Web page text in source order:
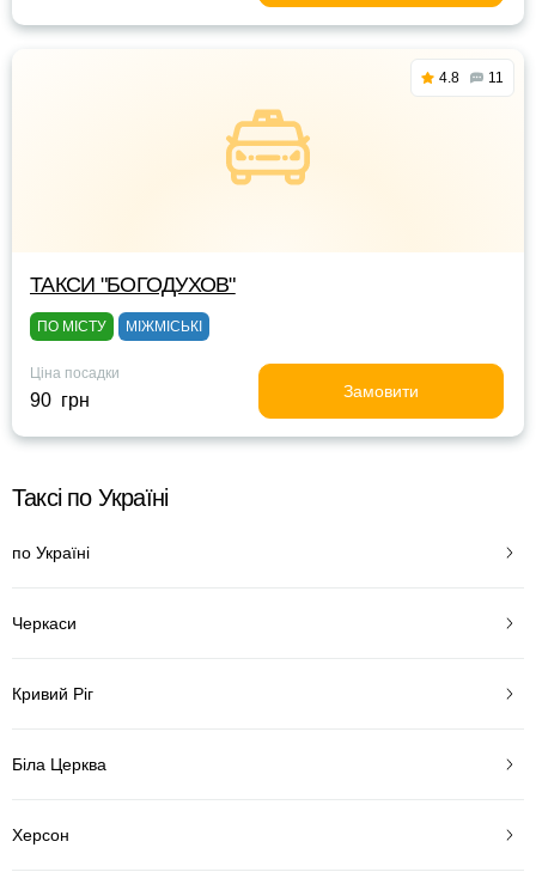
4.8 11
ТАКСИ "БОГОДУХОВ"
ПО МІСТУ МІЖМІСЬКІ
Ціна посадки
90 грн Замовити
Таксі по Україні
по Україні
Черкаси
Кривий Ріг
Біла Церква
Херсон